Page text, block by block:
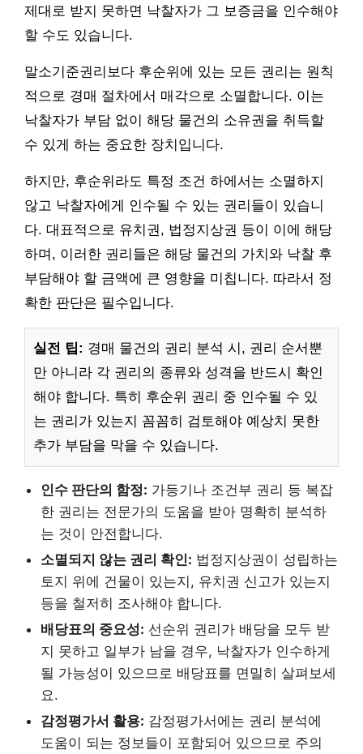
제대로 받지 못하면 낙찰자가 그 보증금을 인수해야
할 수도 있습니다.
말소기준권리보다 후순위에 있는 모든 권리는 원칙
적으로 경매 절차에서 매각으로 소멸합니다. 이는
낙찰자가 부담 없이 해당 물건의 소유권을 취득할
수 있게 하는 중요한 장치입니다.
하지만, 후순위라도 특정 조건 하에서는 소멸하지
않고 낙찰자에게 인수될 수 있는 권리들이 있습니
다. 대표적으로 유치권, 법정지상권 등이 이에 해당
하며, 이러한 권리들은 해당 물건의 가치와 낙찰 후
부담해야 할 금액에 큰 영향을 미칩니다. 따라서 정
확한 판단은 필수입니다.
실전 팁: 경매 물건의 권리 분석 시, 권리 순서뿐
만 아니라 각 권리의 종류와 성격을 반드시 확인
해야 합니다. 특히 후순위 권리 중 인수될 수 있
는 권리가 있는지 꼼꼼히 검토해야 예상치 못한
추가 부담을 막을 수 있습니다.
인수 판단의 함정: 가등기나 조건부 권리 등 복잡
한 권리는 전문가의 도움을 받아 명확히 분석하
는 것이 안전합니다.
소멸되지 않는 권리 확인: 법정지상권이 성립하는
토지 위에 건물이 있는지, 유치권 신고가 있는지
등을 철저히 조사해야 합니다.
배당표의 중요성: 선순위 권리가 배당을 모두 받
지 못하고 일부가 남을 경우, 낙찰자가 인수하게
될 가능성이 있으므로 배당표를 면밀히 살펴보세
요.
감정평가서 활용: 감정평가서에는 권리 분석에
도움이 되는 정보들이 포함되어 있으므로 주의